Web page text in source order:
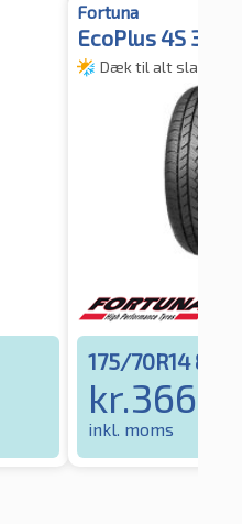
Fortuna
EcoPlus 4S
Dæk til alt slags
175/70R14 84T
kr.
inkl. moms